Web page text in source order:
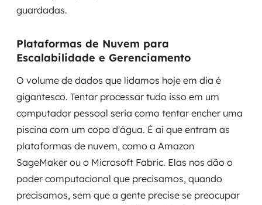
guardadas.
Plataformas de Nuvem para
Escalabilidade e Gerenciamento
O volume de dados que lidamos hoje em dia é
gigantesco. Tentar processar tudo isso em um
computador pessoal seria como tentar encher uma
piscina com um copo d'água. É aí que entram as
plataformas de nuvem, como a Amazon
SageMaker ou o Microsoft Fabric. Elas nos dão o
poder computacional que precisamos, quando
precisamos, sem que a gente precise se preocupar